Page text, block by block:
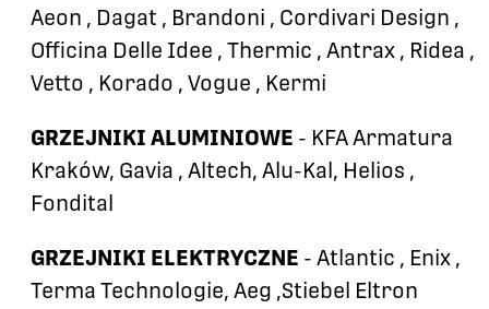
Aeon , Dagat , Brandoni , Cordivari Design ,
Officina Delle Idee , Thermic , Antrax , Ridea ,
Vetto , Korado , Vogue , Kermi
GRZEJNIKI ALUMINIOWE - KFA Armatura
Kraków, Gavia , Altech, Alu-Kal, Helios ,
Fondital
GRZEJNIKI ELEKTRYCZNE - Atlantic , Enix ,
Terma Technologie, Aeg ,Stiebel Eltron